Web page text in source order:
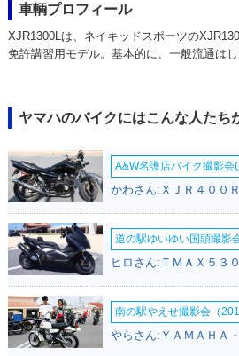
車輌プロフィール
XJR1300Lは、ネイキッドスポーツの
免許講習用モデル。基本的に、一般流通はし
ヤマハのバイクにはこんな人たち
A&W名護店バイク撮影
かわさん:ＸＪＲ４００
道の駅ゆいゆい国頭撮影
ヒロさん:ＴＭＡＸ５３
南の駅やえせ撮影会（
やらさん:ＹＡＭＡＨＡ